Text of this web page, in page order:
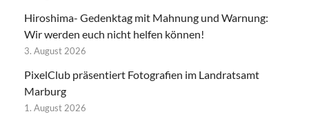
Hiroshima- Gedenktag mit Mahnung und Warnung:
Wir werden euch nicht helfen können!
3. August 2026
PixelClub präsentiert Fotografien im Landratsamt
Marburg
1. August 2026